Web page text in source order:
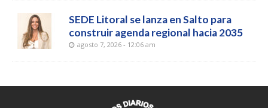
SEDE Litoral se lanza en Salto para
construir agenda regional hacia 2035
agosto 7, 2026 - 12:06 am